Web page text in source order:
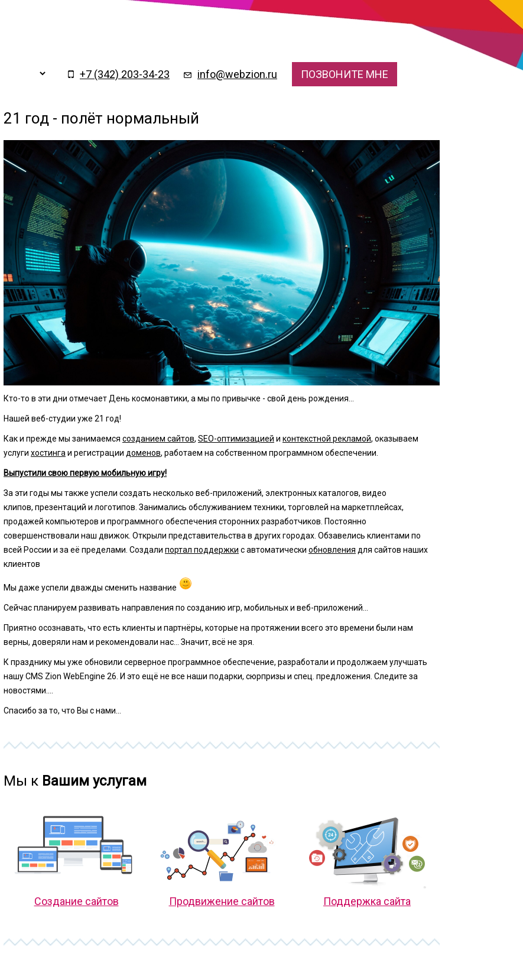
+7 (342) 203-34-23 info@webzion.ru ПОЗВОНИТЕ МНЕ
21 год - полёт нормальный
Кто-то в эти дни отмечает День космонавтики, а мы по привычке - свой день рождения...
Нашей веб-студии уже 21 год!
Как и прежде мы занимаемся созданием сайтов, SEO-оптимизацией и контекстной рекламой, оказываем
услуги хостинга и регистрации доменов, работаем на собственном программном обеспечении.
Выпустили свою первую мобильную игру!
За эти годы мы также успели создать несколько веб-приложений, электронных каталогов, видео
клипов, презентаций и логотипов. Занимались обслуживанием техники, торговлей на маркетплейсах,
продажей компьютеров и программного обеспечения сторонних разработчиков. Постоянно
совершенствовали наш движок. Открыли представительства в других городах. Обзавелись клиентами по
всей России и за её пределами. Создали портал поддержки с автоматически обновления для сайтов наших
клиентов
Мы даже успели дважды сменить название
Сейчас планируем развивать направления по созданию игр, мобильных и веб-приложений...
Приятно осознавать, что есть клиенты и партнёры, которые на протяжении всего это времени были нам
верны, доверяли нам и рекомендовали нас... Значит, всё не зря.
К празднику мы уже обновили серверное программное обеспечение, разработали и продолжаем улучшать
нашу CMS Zion WebEngine 26. И это ещё не все наши подарки, сюрпризы и спец. предложения. Следите за
новостями....
Спасибо за то, что Вы с нами...
Мы к Вашим услугам
Создание сайтов Продвижение сайтов Поддержка сайта
Подтверждаю
ознакомление с
Политикой
конфиденциальности